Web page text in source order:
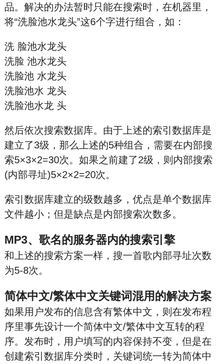
品。解决的办法暂时只能在搜索时，在机器里，
将“洗脸池水龙头”这6个字进行组合，如：
洗 脸池水龙头
洗脸 池水龙头
洗脸池 水龙头
洗脸池水 龙头
洗脸池水龙 头
然后依次搜索数据库。由于上述的索引数据库是
建立了3级，那么上述的5种组合，需要在内部搜
索5×3×2=30次。如果之前建了2级，则内部搜索
(内部寻址)5×2×2=20次。
索引数据库建立的级数越多，优点是单个数据库
文件越小；但是缺点是内部搜索次数多。
MP3、歌名的服务器内的搜索引擎
和上述的搜索方案一样，搜一首歌内部寻址次数
为5-8次。
简体中文/繁体中文关键词混用的解决方案
如果用户发布的信息含有繁体中文，则在发布程
序里事先设计一个简体中文/繁体中文互转的程
序。发布时，用户填写的内容保持不变，但是在
创建索引数据库分类时，关键词统一转为简体中